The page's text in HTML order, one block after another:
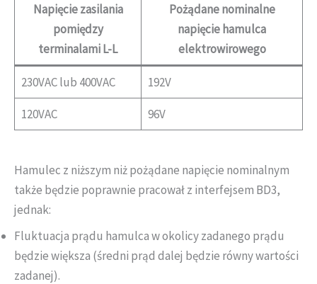
Napięcie zasilania
pomiędzy
terminalami L-L
Pożądane nominalne
napięcie hamulca
elektrowirowego
230VAC lub 400VAC 192V
120VAC 96V
Hamulec z niższym niż pożądane napięcie nominalnym
także będzie poprawnie pracował z interfejsem BD3,
jednak:
Fluktuacja prądu hamulca w okolicy zadanego prądu
będzie większa (średni prąd dalej będzie równy wartości
zadanej).